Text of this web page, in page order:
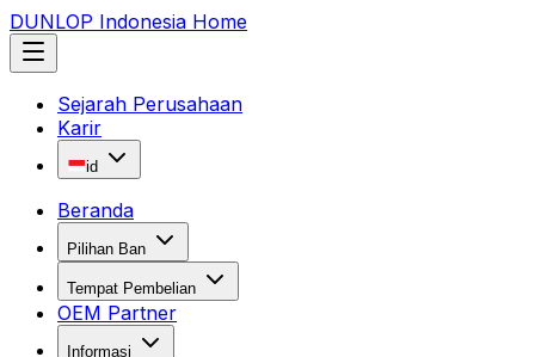
DUNLOP Indonesia Home
Sejarah Perusahaan
Karir
id
Beranda
Pilihan Ban
Tempat Pembelian
OEM Partner
Informasi